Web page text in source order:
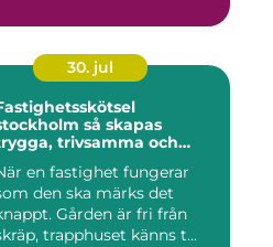
30. jul
så skapas
trivsamma och
en fastighet fungerar
den ska märks det
Gården är fri från
trapphuset känns t...